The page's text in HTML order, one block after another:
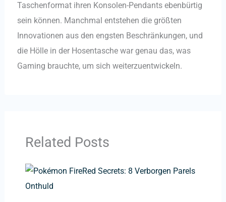
Taschenformat ihren Konsolen-Pendants ebenbürtig
sein können. Manchmal entstehen die größten
Innovationen aus den engsten Beschränkungen, und
die Hölle in der Hosentasche war genau das, was
Gaming brauchte, um sich weiterzuentwickeln.
Related Posts